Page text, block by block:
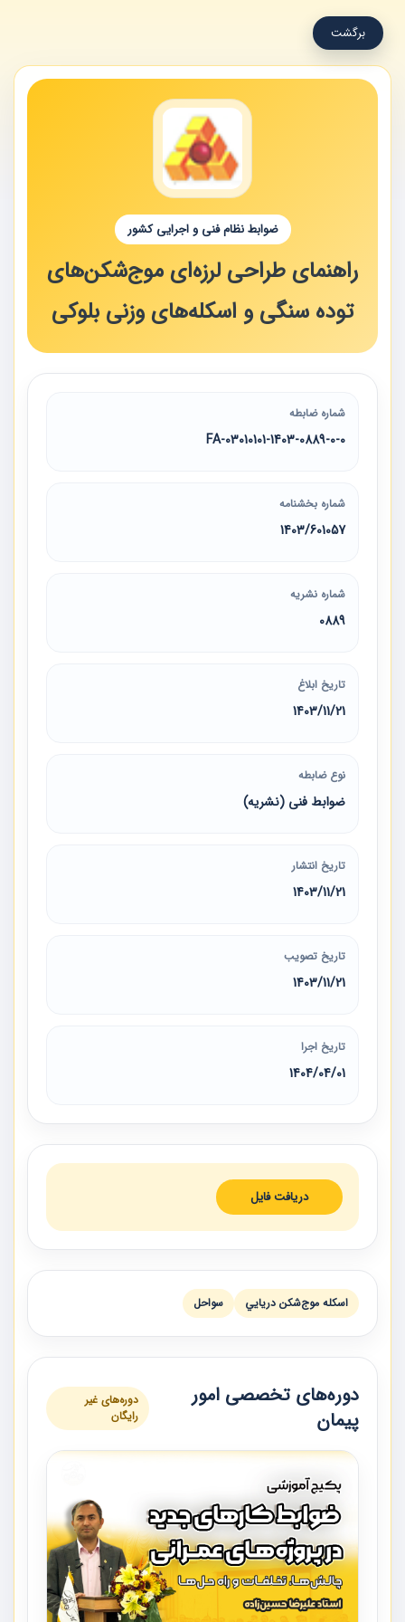
برگشت
ضوابط نظام فنی و اجرایی کشور
راهنمای طراحی لرزه‌ای موج‌شکن‌های
توده سنگی و اسکله‌های وزنی بلوکی
شماره ضابطه
03010101-1403-0889-0-0-FA
شماره بخشنامه
1403/601057
شماره نشریه
0889
تاریخ ابلاغ
1403/11/21
نوع ضابطه
ضوابط فنی (نشریه)
تاریخ انتشار
1403/11/21
تاریخ تصویب
1403/11/21
تاریخ اجرا
1404/04/01
دریافت فایل
اسكله موج‌شكن دريايي سواحل
دوره‌های تخصصی امور
پیمان
دوره‌های غیر
رایگان